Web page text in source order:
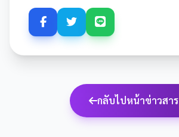
กลับไปหน้าข่าวสาร